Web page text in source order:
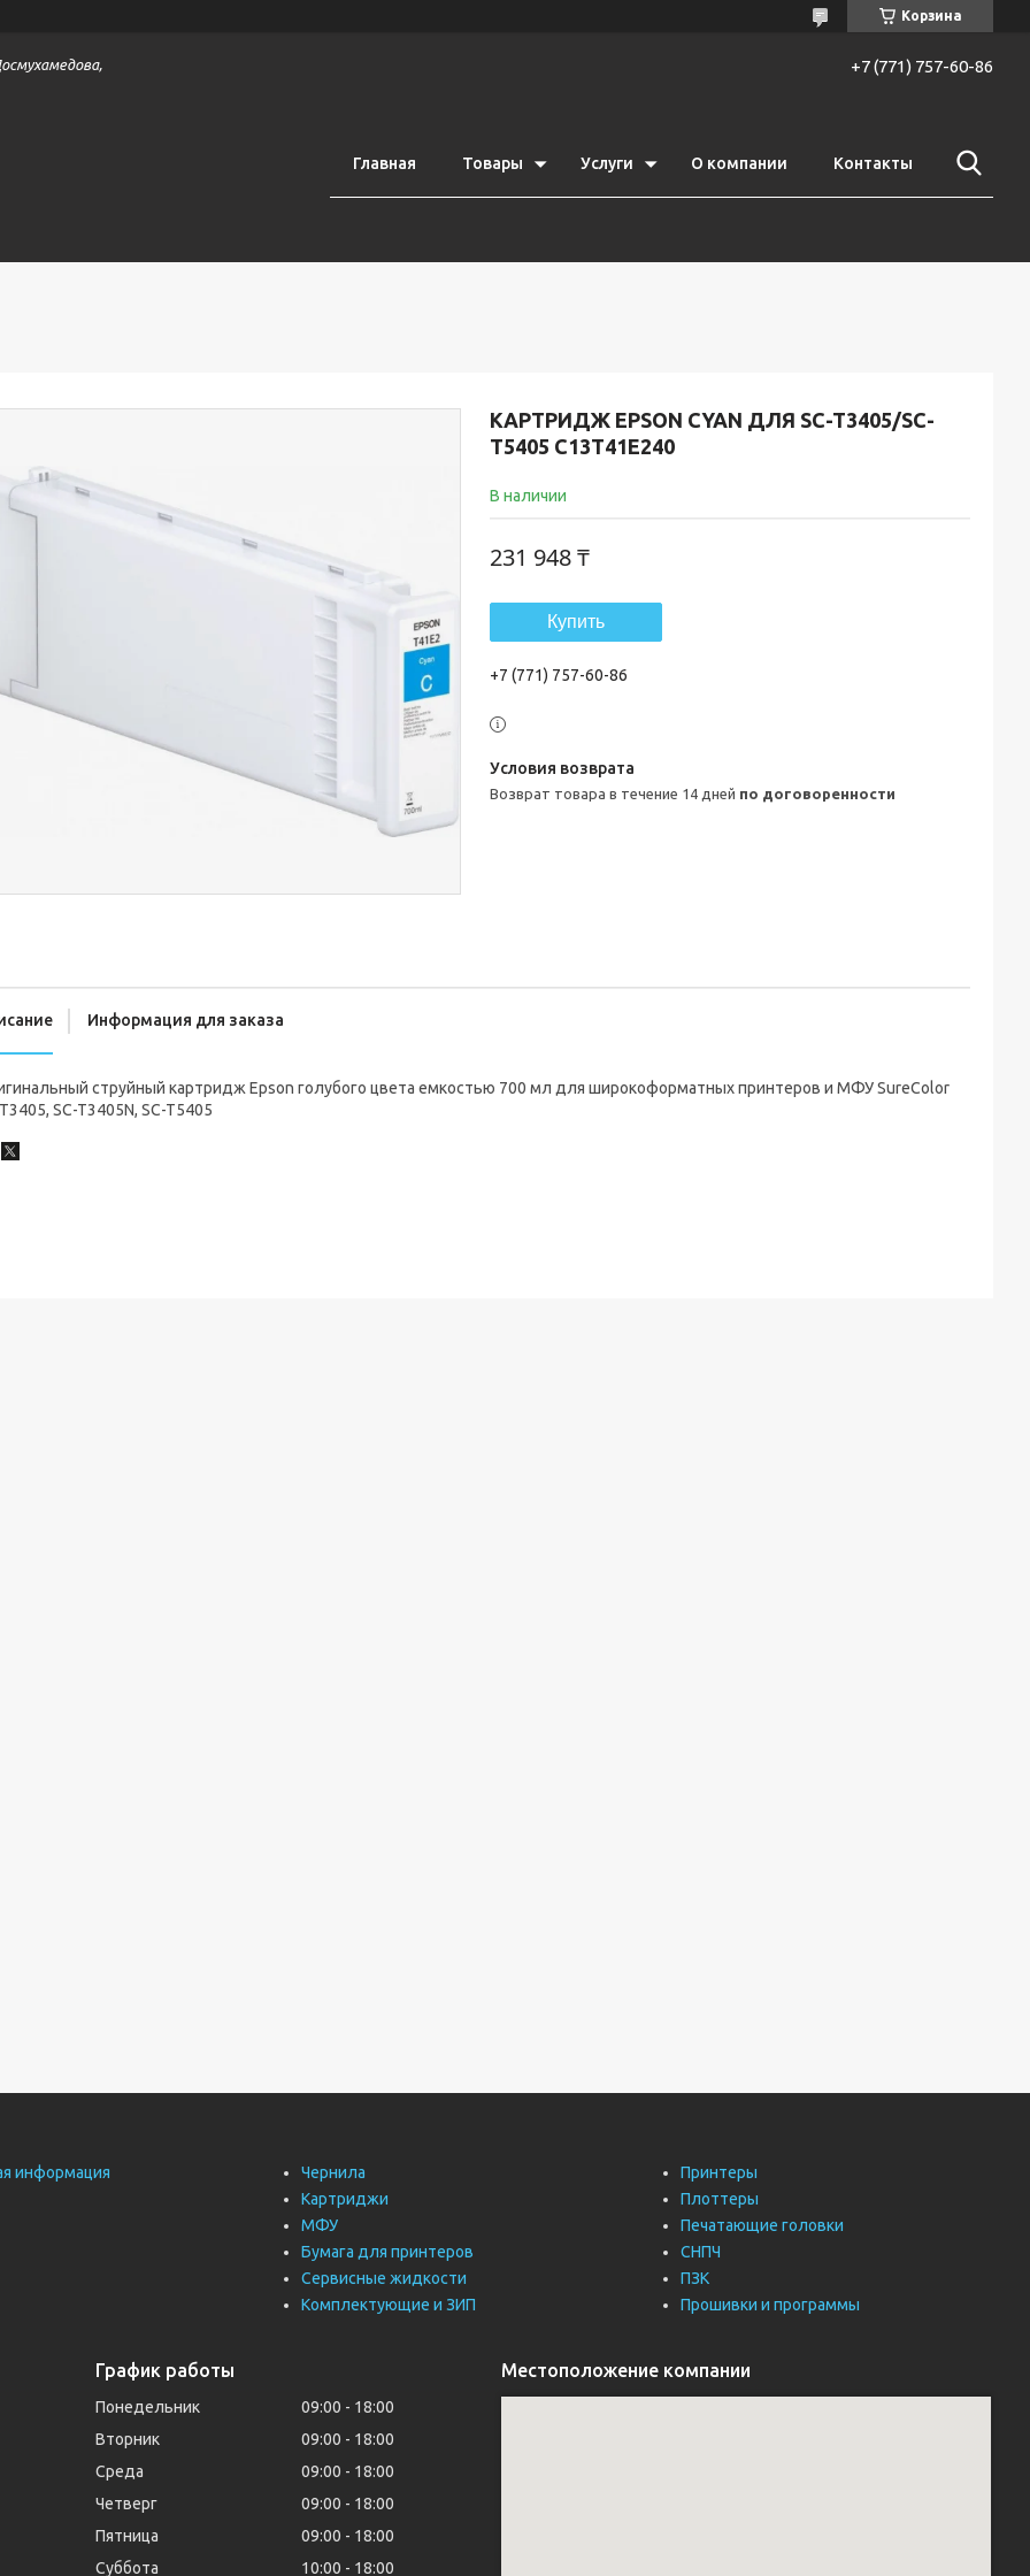
Корзина
+7 (771) 757-60-86
Главная Товары Услуги О компании Контакты
КАРТРИДЖ EPSON CYAN ДЛЯ SC-T3405/SC-
T5405 C13T41E240
В наличии
231 948 ₸
Купить
+7 (771) 757-60-86
возврат товара в течение 14 дней по договоренности
Информация для заказа
струйный картридж Epson голубого цвета емкостью 700 мл для широкоформатных принтеров и МФУ SureColor
SC-T3405N, SC-T5405
информация
Чернила
Картриджи
МФУ
Бумага для принтеров
Сервисные жидкости
Комплектующие и ЗИП
Принтеры
Плоттеры
Печатающие головки
СНПЧ
ПЗК
Прошивки и программы
График работы
Понедельник 09:00
18:00
Вторник
09:00
18:00
Среда
09:00
18:00
Четверг
09:00
18:00
Пятница
09:00
18:00
Суббота
10:00 18:00
Местоположение компании